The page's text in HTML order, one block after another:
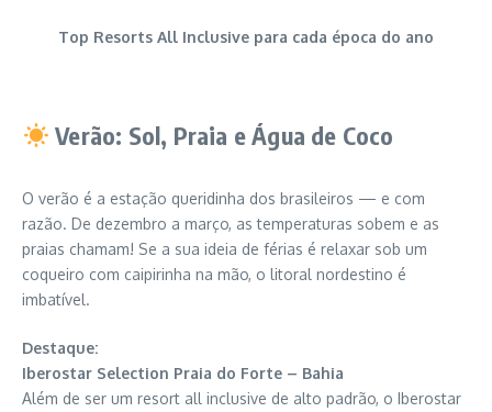
Top Resorts All Inclusive para cada época do ano
Verão: Sol, Praia e Água de Coco
O verão é a estação queridinha dos brasileiros — e com
razão. De dezembro a março, as temperaturas sobem e as
praias chamam! Se a sua ideia de férias é relaxar sob um
coqueiro com caipirinha na mão, o litoral nordestino é
imbatível.
Destaque:
Iberostar Selection Praia do Forte – Bahia
Além de ser um resort all inclusive de alto padrão, o Iberostar